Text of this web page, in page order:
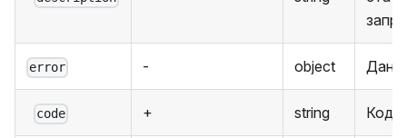
error - object
code + string Код